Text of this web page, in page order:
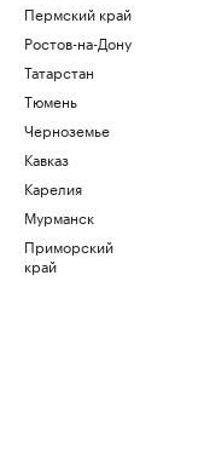
Пермский край
Ростов-на-Дону
Татарстан
Тюмень
Черноземье
Кавказ
Карелия
Мурманск
Приморский
край